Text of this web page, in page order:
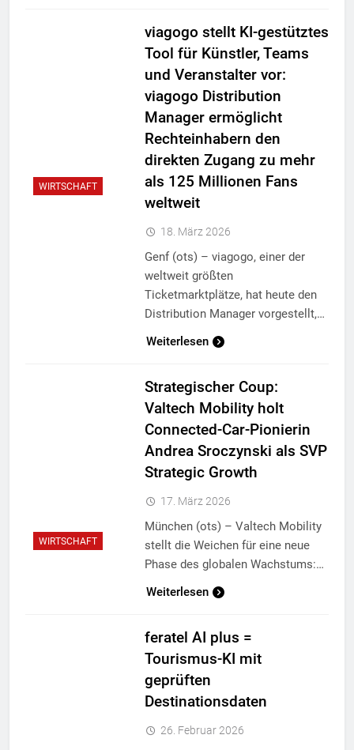
WIRTSCHAFT
viagogo stellt KI-gestütztes
Tool für Künstler, Teams
und Veranstalter vor:
viagogo Distribution
Manager ermöglicht
Rechteinhabern den
direkten Zugang zu mehr
als 125 Millionen Fans
weltweit
18. März 2026
Genf (ots) – viagogo, einer der
weltweit größten
Ticketmarktplätze, hat heute den
Distribution Manager vorgestellt,…
Weiterlesen
WIRTSCHAFT
Strategischer Coup:
Valtech Mobility holt
Connected-Car-Pionierin
Andrea Sroczynski als SVP
Strategic Growth
17. März 2026
München (ots) – Valtech Mobility
stellt die Weichen für eine neue
Phase des globalen Wachstums:…
Weiterlesen
feratel AI plus =
Tourismus-KI mit
geprüften
Destinationsdaten
26. Februar 2026